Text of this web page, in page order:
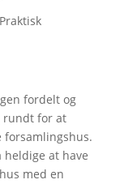
Praktisk
fordelt og
rundt for at
forsamlingshus.
at have
med en